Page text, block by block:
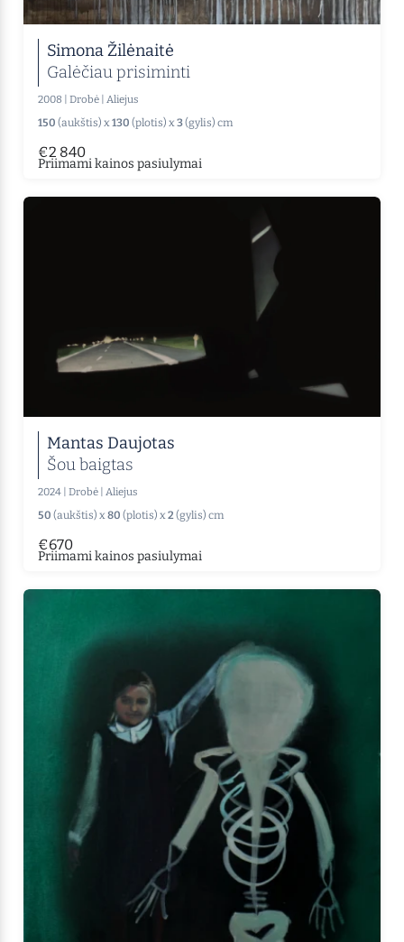
Simona Žilėnaitė
Galėčiau prisiminti
2008 | Drobė | Aliejus
150 (aukštis) x 130 (plotis) x 3(gylis) cm
€2 840
Priimami kainos pasiulymai
Mantas Daujotas
Šou baigtas
2024 | Drobė | Aliejus
50 (aukštis) x 80 (plotis) x 2 (gylis) cm
€670
Priimami kainos pasiulymai